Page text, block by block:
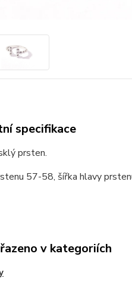
specifikace
prsten.
57-58, šířka hlavy
v kategoriích